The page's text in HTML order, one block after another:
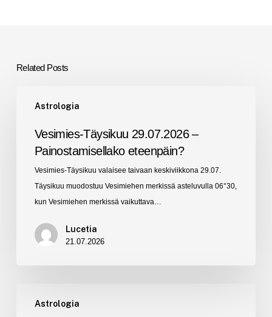
Related Posts
Astrologia
Täysikuu
Painostamisellako
eteenpäin?
Vesimies-Täysikuu 29.07.2026 –
Painostamisellako eteenpäin?
Vesimies-Täysikuu valaisee taivaan keskiviikkona 29.07.
Täysikuu muodostuu Vesimiehen merkissä asteluvulla 06°30,
kun Vesimiehen merkissä vaikuttava…
Lucetia
21.07.2026
Astrologia
Uusikuu